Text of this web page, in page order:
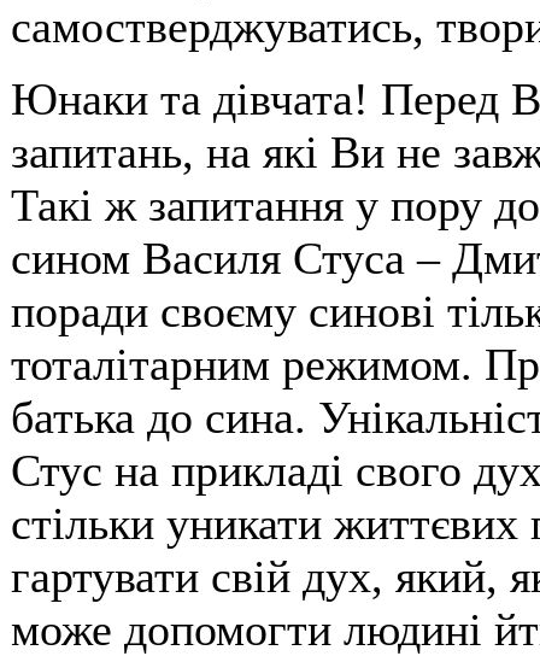
самостверджуватись,
Юнаки та дівчата! Перед
запитань, на які Ви не
Такі ж запитання у пору
сином Василя Стуса –
поради своєму синові
тоталітарним режимом.
батька до сина.
Стус на прикладі свого
стільки уникати
гартувати свій дух, який,
може допомогти людині